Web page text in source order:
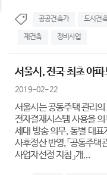
공공건축가 도시건
재건축 정비사업
서울시, 전국 최초 아
2019-02-22
서울시는 공동주택 관리
전자결재시스템 사용을
세대 방송 의무, 동별 대표
사후정산 반영,「공동주택
사업자선정 지침」개...